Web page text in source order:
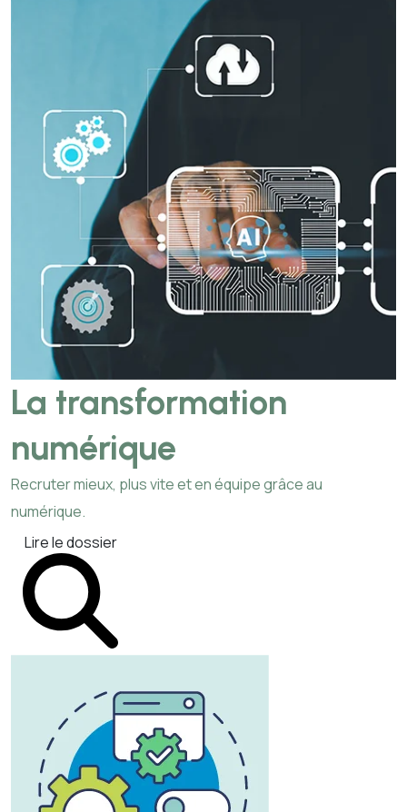
La transformation
numérique
Recruter mieux, plus vite et en équipe grâce au
numérique.
Lire le dossier